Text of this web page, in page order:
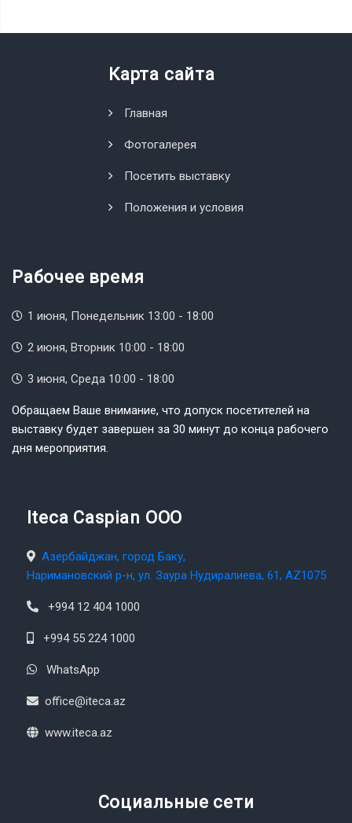
Карта сайта
Главная
Фотогалерея
Посетить выставку
Положения и условия
Рабочее время
1 июня, Понедельник 13:00 - 18:00
2 июня, Вторник 10:00 - 18:00
3 июня, Среда 10:00 - 18:00
Обращаем Ваше внимание, что допуск посетителей на
выставку будет завершен за 30 минут до конца рабочего
дня мероприятия.
Iteca Caspian OOO
Азербайджан, город Баку,
Наримановский р-н, ул. Заура Нудиралиева, 61, AZ1075
+994 12 404 1000
+994 55 224 1000
WhatsApp
office@iteca.az
www.iteca.az
Социальные сети